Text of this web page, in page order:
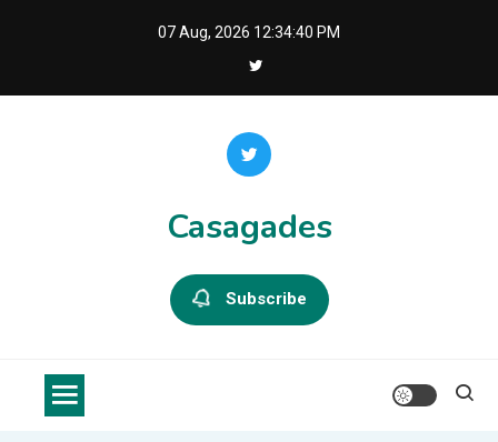
07 Aug, 2026 12:34:40 PM
Casagades
Subscribe